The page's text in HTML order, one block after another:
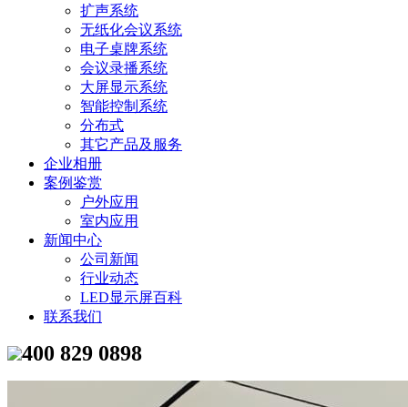
扩声系统
无纸化会议系统
电子桌牌系统
会议录播系统
大屏显示系统
智能控制系统
分布式
其它产品及服务
企业相册
案例鉴赏
户外应用
室内应用
新闻中心
公司新闻
行业动态
LED显示屏百科
联系我们
400 829 0898